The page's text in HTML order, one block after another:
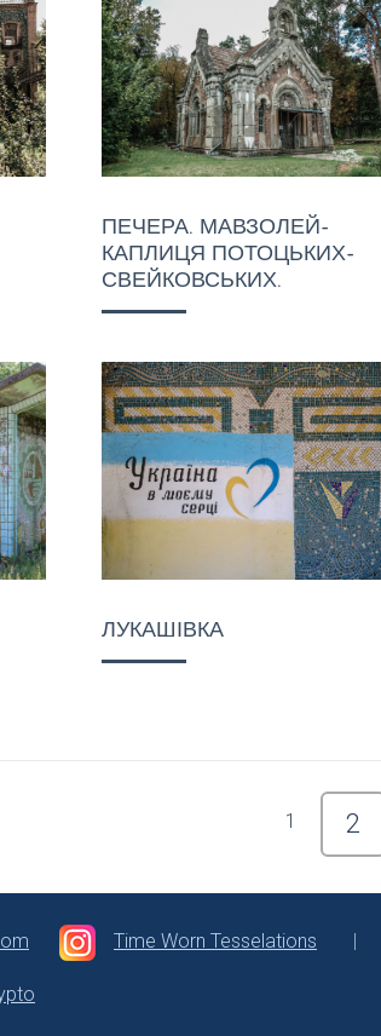
ПЕЧЕРА. МАВЗОЛЕЙ-
КАПЛИЦЯ ПОТОЦЬКИХ-
СВЕЙКОВСЬКИХ.
ЛУКАШІВКА
1 2
Time Worn Tesselations